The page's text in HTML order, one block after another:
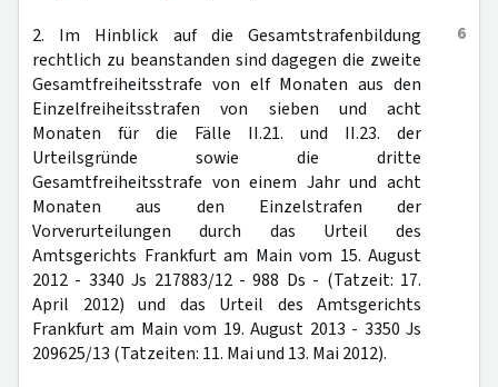
6
2. Im Hinblick auf die Gesamtstrafenbildung
rechtlich zu beanstanden sind dagegen die zweite
Gesamtfreiheitsstrafe von elf Monaten aus den
Einzelfreiheitsstrafen von sieben und acht
Monaten für die Fälle II.21. und II.23. der
Urteilsgründe sowie die dritte
Gesamtfreiheitsstrafe von einem Jahr und acht
Monaten aus den Einzelstrafen der
Vorverurteilungen durch das Urteil des
Amtsgerichts Frankfurt am Main vom 15. August
2012 - 3340 Js 217883/12 - 988 Ds - (Tatzeit: 17.
April 2012) und das Urteil des Amtsgerichts
Frankfurt am Main vom 19. August 2013 - 3350 Js
209625/13 (Tatzeiten: 11. Mai und 13. Mai 2012).